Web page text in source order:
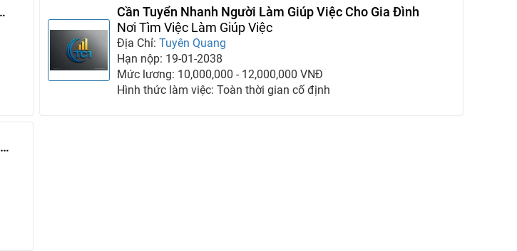
Cần Tuyển Nhanh Người Làm Giúp Việc Cho Gia Đình
Nơi Tìm Việc Làm Giúp Việc
Địa Chỉ: Tuyên Quang
Hạn nộp: 19-01-2038
Mức lương: 10,000,000 - 12,000,000 VNĐ
Hình thức làm việc: Toàn thời gian cố định